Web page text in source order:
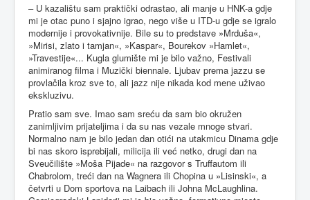
– U kazalištu sam praktički odrastao, ali manje u HNK-a gdje
mi je otac puno i sjajno igrao, nego više u ITD-u gdje se igralo
modernije i provokativnije. Bile su to predstave »Mrduša«,
»Mirisi, zlato i tamjan«, »Kaspar«, Bourekov »Hamlet«,
»Travestije«... Kugla glumište mi je bilo važno, Festivali
animiranog filma i Muzički biennale. Ljubav prema jazzu se
provlačila kroz sve to, ali jazz nije nikada kod mene uživao
ekskluzivu.
Pratio sam sve. Imao sam sreću da sam bio okružen
zanimljivim prijateljima i da su nas vezale mnoge stvari.
Normalno nam je bilo jedan dan otići na utakmicu Dinama gdje
bi nas skoro isprebijali, milicija ili već netko, drugi dan na
Sveučilište »Moša Pijade« na razgovor s Truffautom ili
Chabrolom, treći dan na Wagnera ili Chopina u »Lisinski«, a
četvrti u Dom sportova na Laibach ili Johna McLaughlina.